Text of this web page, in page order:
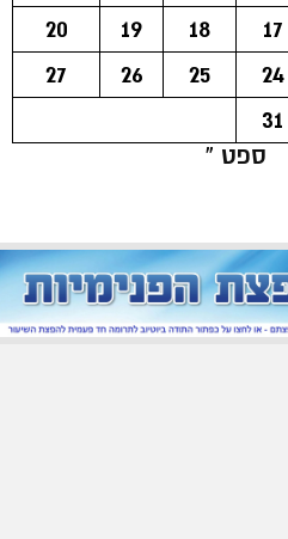
17
18
19
20
24
25
26
27
31
ספט »